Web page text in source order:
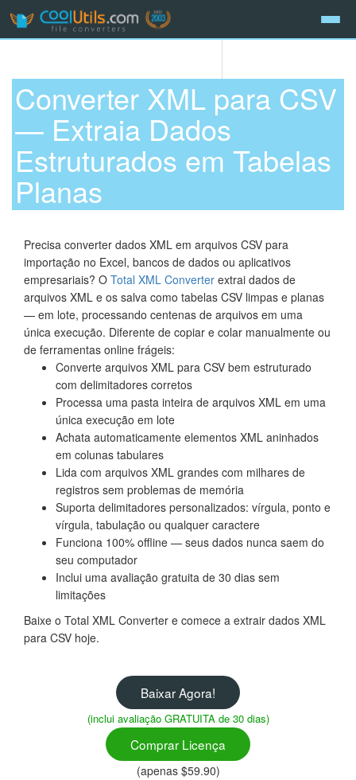
Converter XML para CSV
— Extraia Dados
Estruturados em Tabelas
Planas
Precisa converter dados XML em arquivos CSV para
importação no Excel, bancos de dados ou aplicativos
empresariais? O Total XML Converter extrai dados de
arquivos XML e os salva como tabelas CSV limpas e planas
— em lote, processando centenas de arquivos em uma
única execução. Diferente de copiar e colar manualmente ou
de ferramentas online frágeis:
Converte arquivos XML para CSV bem estruturado
com delimitadores corretos
Processa uma pasta inteira de arquivos XML em uma
única execução em lote
Achata automaticamente elementos XML aninhados
em colunas tabulares
Lida com arquivos XML grandes com milhares de
registros sem problemas de memória
Suporta delimitadores personalizados: vírgula, ponto e
vírgula, tabulação ou qualquer caractere
Funciona 100% offline — seus dados nunca saem do
seu computador
Inclui uma avaliação gratuita de 30 dias sem
limitações
Baixe o Total XML Converter e comece a extrair dados XML
para CSV hoje.
Baixar Agora!
(inclui avaliação GRATUITA de 30 dias)
Comprar Licença
(apenas $59.90)